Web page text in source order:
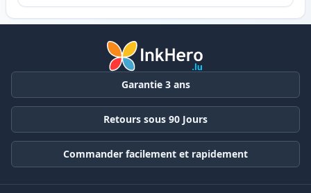
Garantie 3 ans
Retours sous 90 Jours
Commander facilement et rapidement